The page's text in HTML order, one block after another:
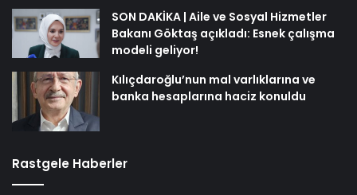
SON DAKİKA | Aile ve Sosyal Hizmetler
Bakanı Göktaş açıkladı: Esnek çalışma
modeli geliyor!
Kılıçdaroğlu’nun mal varlıklarına ve
banka hesaplarına haciz konuldu
Rastgele Haberler